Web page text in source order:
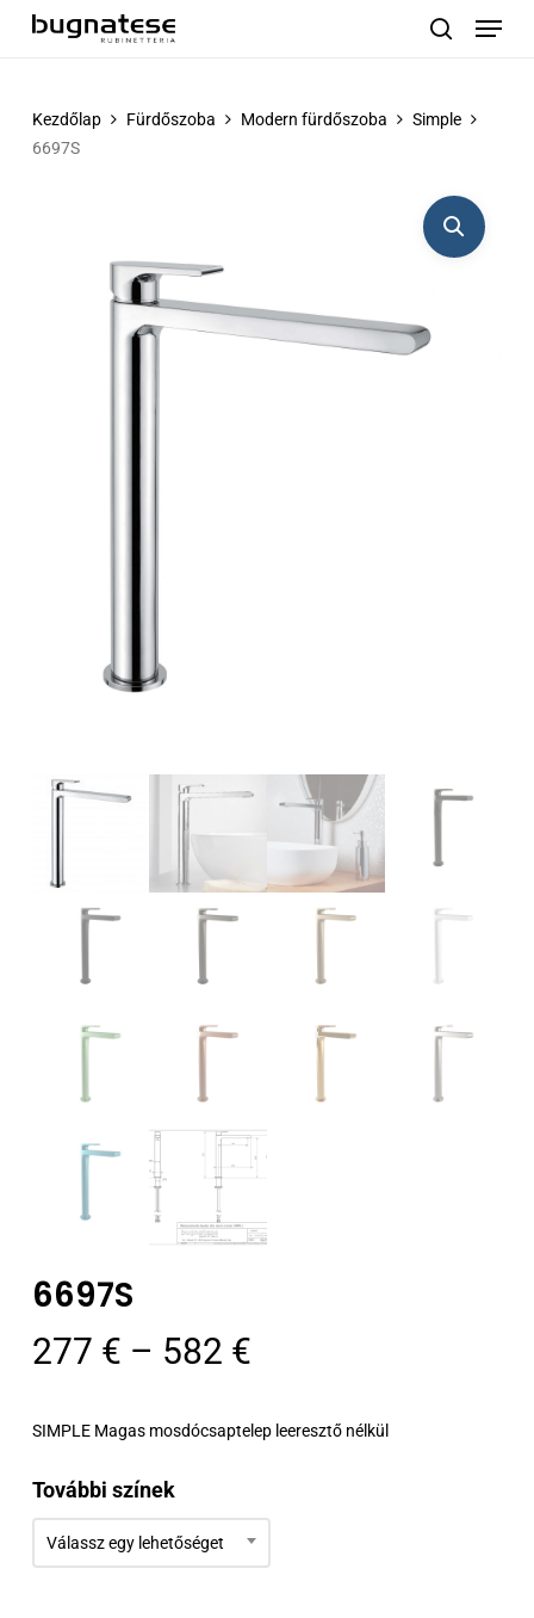
Menu
Kezdőlap Fürdőszoba Modern fürdőszoba
Simple
6697S
6697S
277 € – 582 €Ártartomány:
-
SIMPLE Magas mosdócsaptelep leeresztő nélkül
További színek
Válassz egy lehetőséget